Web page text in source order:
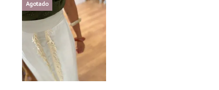
era:
25,99€.
es:
20,79€.